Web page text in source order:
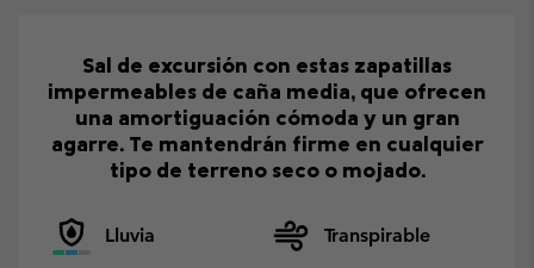
Sal de excursión con estas zapatillas
impermeables de caña media, que ofrecen
una amortiguación cómoda y un gran
agarre. Te mantendrán firme en cualquier
tipo de terreno seco o mojado.
Lluvia
Transpirable